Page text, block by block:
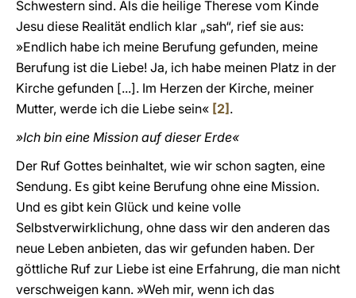
Schwestern sind. Als die heilige Therese vom Kinde
Jesu diese Realität endlich klar „sah“, rief sie aus:
»Endlich habe ich meine Berufung gefunden, meine
Berufung ist die Liebe! Ja, ich habe meinen Platz in der
Kirche gefunden [...]. Im Herzen der Kirche, meiner
Mutter, werde ich die Liebe sein« [2] .
»Ich bin eine Mission auf dieser Erde«
Der Ruf Gottes beinhaltet, wie wir schon sagten, eine
Sendung. Es gibt keine Berufung ohne eine Mission.
Und es gibt kein Glück und keine volle
Selbstverwirklichung, ohne dass wir den anderen das
neue Leben anbieten, das wir gefunden haben. Der
göttliche Ruf zur Liebe ist eine Erfahrung, die man nicht
verschweigen kann. »Weh mir, wenn ich das